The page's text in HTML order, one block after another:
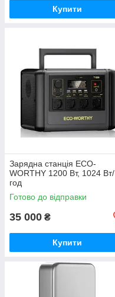
Купити
Зарядна станція ECO-
WORTHY 1200 Вт, 1024 Вт/
год
Готово до відправки
35 000 ₴
Купити